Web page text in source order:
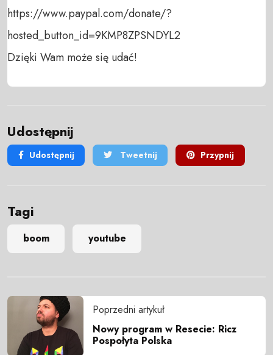
https://www.paypal.com/donate/?
hosted_button_id=9KMP8ZPSNDYL2
Dzięki Wam może się udać!
Udostępnij
Udostępnij Tweetnij Przypnij
Tagi
boom youtube
Poprzedni artykuł
Nowy program w Resecie: Ricz
Pospołyta Polska